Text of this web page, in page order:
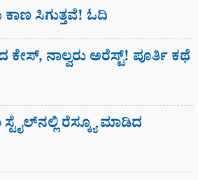
ಸಿಗುತ್ತವೆ! ಓದಿ
ನಾಲ್ವರು ಅರೆಸ್ಟ್! ಪೂರ್ತಿ ಕಥೆ
ರೆಸ್ಕ್ಯೂ ಮಾಡಿದ